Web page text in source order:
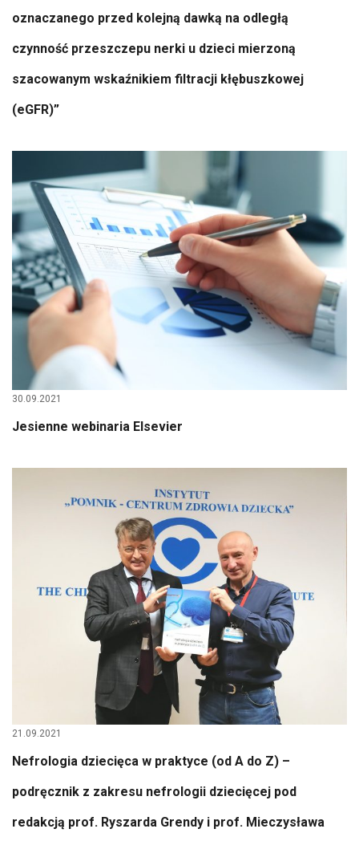
oznaczanego przed kolejną dawką na odległą
czynność przeszczepu nerki u dzieci mierzoną
szacowanym wskaźnikiem filtracji kłębuszkowej
(eGFR)”
30.09.2021
Jesienne webinaria Elsevier
21.09.2021
Nefrologia dziecięca w praktyce (od A do Z) –
podręcznik z zakresu nefrologii dziecięcej pod
redakcją prof. Ryszarda Grendy i prof. Mieczysława